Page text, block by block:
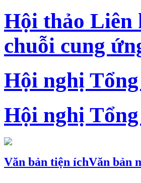
Hội thảo Liên
chuỗi cung
Hội nghị
Hội nghị
Văn bản tiện íchVăn bản